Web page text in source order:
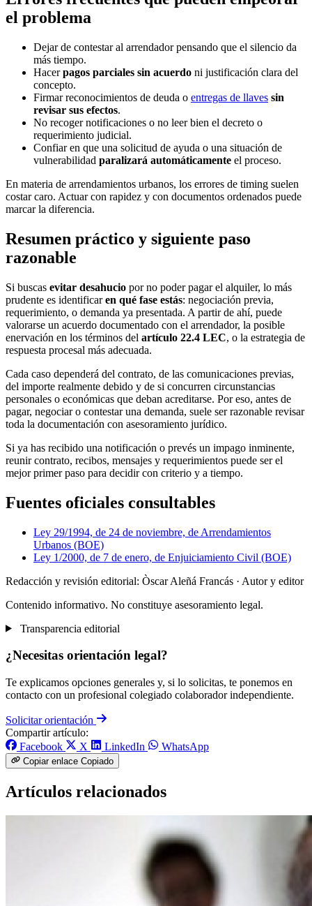
el problema
Dejar de contestar al arrendador pensando que el silencio da
más tiempo.
Hacerpagos parciales sin acuerdo ni justificación clara del
concepto.
Firmar reconocimientos de deuda o entregas de llaves sin
revisar sus efectos.
No recoger notificaciones o no leer bien el decreto o
requerimiento judicial.
Confiar en que una solicitud de ayuda o una situación de
vulnerabilidad paralizará automáticamente el proceso.
En materia de arrendamientos urbanos, los errores de timing suelen
costar caro. Actuar con rapidez y con documentos ordenados puede
marcar la diferencia.
Resumen práctico y siguiente paso
razonable
Si buscas evitar desahucio por no poder pagar el alquiler, lo más
prudente es identificaren qué fase estás: negociación previa,
requerimiento, o demanda ya presentada. A partir de ahí, puede
valorarse un acuerdo documentado con el arrendador, la posible
enervación en los términos del artículo 22.4 LEC, o la estrategia de
respuesta procesal más adecuada.
Cada caso dependerá del contrato, de las comunicaciones previas,
del importe realmente debido y de si concurren circunstancias
personales o económicas que deban acreditarse. Por eso, antes de
pagar, negociar o contestar una demanda, suele ser razonable revisar
toda la documentación con asesoramiento jurídico.
Si ya has recibido una notificación o prevés un impago inminente,
reunir contrato, recibos, mensajes y requerimientos puede ser el
mejor primer paso para decidir con criterio y a tiempo.
Fuentes oficiales consultables
Ley 29/1994, de 24 de noviembre, de Arrendamientos
Urbanos (BOE)
Ley 1/2000, de 7 de enero, de Enjuiciamiento Civil (BOE)
Redacción y revisión editorial: Òscar Aleñá Francás · Autor y editor
Contenido informativo. No constituye asesoramiento legal.
Transparencia editorial
¿Necesitas orientación legal?
Te explicamos opciones generales y, si lo solicitas, te ponemos en
contacto con un profesional colegiado colaborador independiente.
Solicitar orientación
Compartir artículo:
Facebook
X LinkedIn WhatsApp
Copiar enlace Copiado
Artículos relacionados